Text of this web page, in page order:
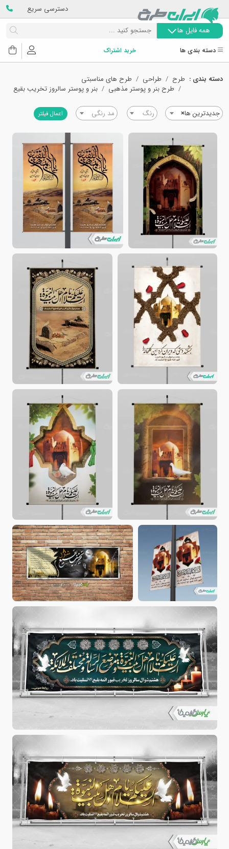
دسترسی سریع
همه فایل ها
دسته بندی ها خرید اشتراک
دسته بندی : طرح طراحی
طرح های مناسبتی
طرح بنر و پوستر مذهبی
بنر و پوستر سالروز تخریب بقیع
×جدیدترین ها رنگ مد رنگی اعمال فیلتر